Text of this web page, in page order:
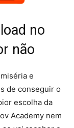
no
não
e
de conseguir o
escolha da
Academy nem